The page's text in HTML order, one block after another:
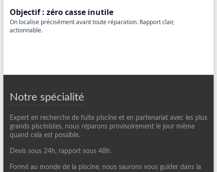
Objectif : zéro casse inutile
On localise précisément avant toute réparation. Rapport clair,
actionnable.
Notre spécialité
Expert en recherche de fuite piscine et en partenariat avec les plus
grands piscinistes, nous réparons provisoirement le jour même
quand cela est possible.
Devis sous 24h, rapport sous 48h.
Formé au monde de la piscine, nous saurons vous guider dans la